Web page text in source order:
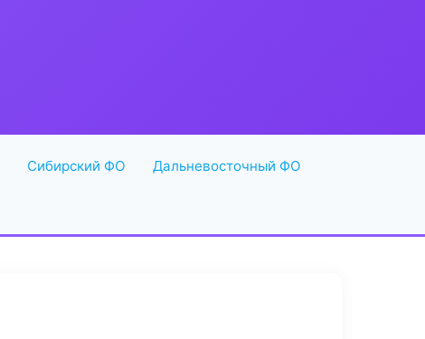
Сибирский ФО Дальневосточный ФО